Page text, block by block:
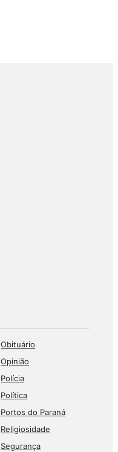
Obituário
Opinião
Polícia
Política
Portos do Paraná
Religiosidade
Segurança